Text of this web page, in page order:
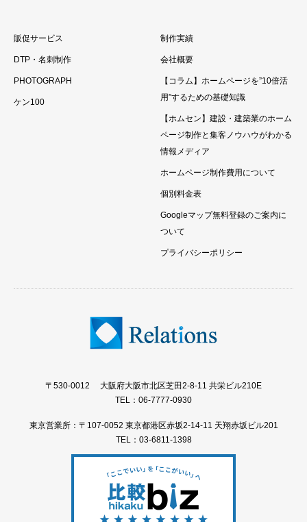
販促サービス
DTP・名刺制作
PHOTOGRAPH
ケン100
制作実績
会社概要
【コラム】ホームページを”10倍活
用”するための基礎知識
【ホムセン】建設・建築業のホーム
ページ制作と集客ノウハウがわかる
情報メディア
ホームページ制作費用について
個別料金表
Googleマップ無料登録のご案内に
ついて
プライバシーポリシー
〒530-0012 大阪府大阪市北区芝田2-8-11 共栄ビル210E
TEL：06-7777-0930
東京営業所：〒107-0052 東京都港区赤坂2-14-11 天翔赤坂ビル201
TEL：03-6811-1398